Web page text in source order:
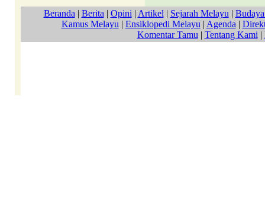
Beranda | Berita | Opini | Artikel | Sejarah Melayu |
Kamus Melayu | Ensiklopedi Melayu | Agenda |
Komentar Tamu | Tentang Kami |